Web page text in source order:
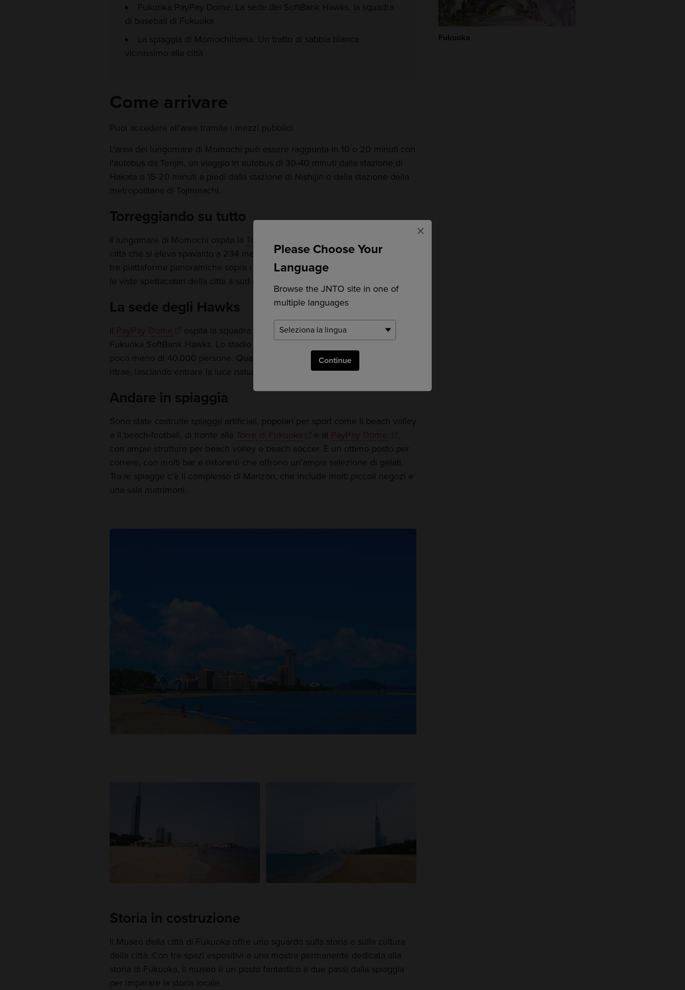
Please Choose Your
Language
Browse the JNTO site in one of
multiple languages
Continue
×
Fukuoka PayPay Dome: La sede dei SoftBank Hawks, la squadra
di baseball di Fukuoka
La spiaggia di Momochihama: Un tratto di sabbia bianca
vicinissimo alla città
Come arrivare
Puoi accedere all'area tramite i mezzi pubblici.
L'area del lungomare di Momochi può essere raggiunta in 10 o 20 minuti con
l'autobus da Tenjin, un viaggio in autobus di 30-40 minuti dalla stazione di
Hakata o 15-20 minuti a piedi dalla stazione di Nishijin o dalla stazione della
metropolitana di Tojinmachi.
Torreggiando su tutto
Il lungomare di Momochi ospita la Torre di Fukuoka
città che si eleva spavaldo a 234 metri dal suolo, guglia inclusa. La torre ha
tre piattaforme panoramiche sopra i 100 metri, che permettono di ammirare
le viste spettacolari della città a sud e del mare a nord.
La sede degli Hawks
PayPay Dome
ospita la squadra giapponese di grande successo dei
Fukuoka SoftBank Hawks. Lo stadio è impressionante con una capacità di
poco meno di 40.000 persone. Quando c'è bel tempo, il tetto dello stadio si
ritrae, lasciando entrare la luce naturale.
Andare in spiaggia
Sono state costruite spiagge artificiali, popolari per sport come il beach volley
e il beach-football, di fronte alla Torre di Fukuoka e al PayPay Dome.
,
con ampie strutture per beach volley e beach soccer. È un ottimo posto per
correre, con molti bar e ristoranti che offrono un'ampia selezione di gelati.
Tra le spiagge c'è il complesso di Marizon, che include molti piccoli negozi e
una sala matrimoni.
Storia in costruzione
Il Museo della città di Fukuoka offre uno sguardo sulla storia e sulla cultura
della città. Con tre spazi espositivi e una mostra permanente dedicata alla
storia di Fukuoka, il museo è un posto fantastico a due passi dalla spiaggia
per imparare la storia locale.
Fukuoka